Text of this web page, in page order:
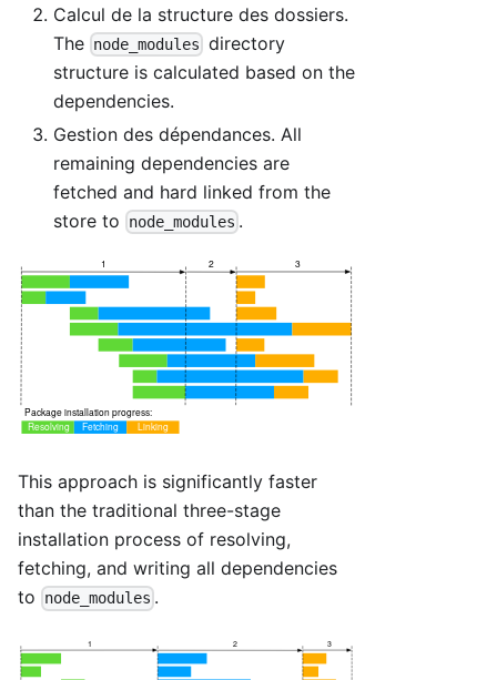
Calcul de la structure des dossiers.
The node_modules directory
structure is calculated based on the
dependencies.
Gestion des dépendances. All
remaining dependencies are
fetched and hard linked from the
store to
node_modules .
This approach is significantly faster
than the traditional three-stage
installation process of resolving,
fetching, and writing all dependencies
to
node_modules .